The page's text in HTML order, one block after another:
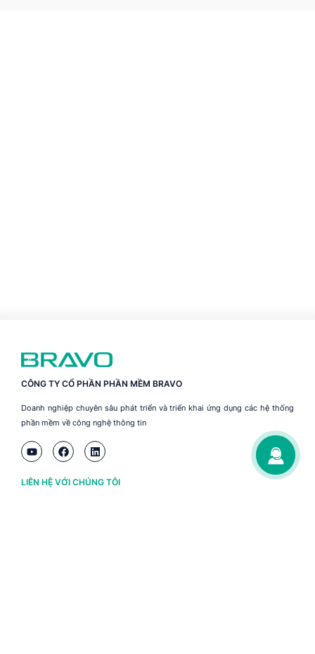
CÔNG TY CỔ PHẦN PHẦN MỀM BRAVO
Doanh nghiệp chuyên sâu phát triển và triển khai ứng dụng các hệ thống
phần mềm về công nghệ thông tin
LIÊN HỆ VỚI CHÚNG TÔI